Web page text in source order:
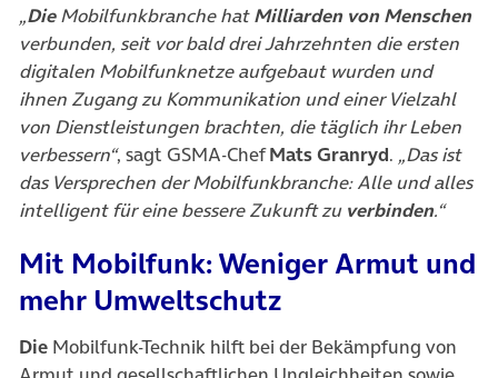
„DieMobilfunkbranche hatMilliarden von Menschen
verbunden, seit vor bald drei Jahrzehnten die ersten
digitalen Mobilfunknetze aufgebaut wurden und
ihnen Zugang zu Kommunikation und einer Vielzahl
von Dienstleistungen brachten, die täglich ihr Leben
verbessern“, sagt GSMA-ChefMats Granryd. „Das ist
das Versprechen der Mobilfunkbranche: Alle und alles
intelligent für eine bessere Zukunft zu verbinden.“
Mit Mobilfunk: Weniger Armut und
mehr Umweltschutz
Die Mobilfunk-Technik hilft bei der Bekämpfung von